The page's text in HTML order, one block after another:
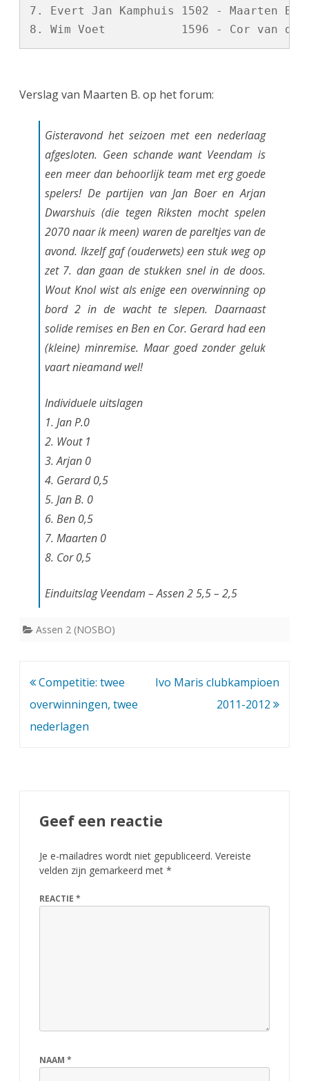
t
s
o
e
n
e
t
n
e
d
e
7. Evert Jan Kamphuis 1502 - Maarten
Verslag van Maarten B. op het forum:
Gisteravond het seizoen met een nederlaag
afgesloten. Geen schande want Veendam is
een meer dan behoorlijk team met erg goede
spelers! De partijen van Jan Boer en Arjan
Dwarshuis (die tegen Riksten mocht spelen
2070 naar ik meen) waren de pareltjes van de
avond. Ikzelf gaf (ouderwets) een stuk weg op
zet 7. dan gaan de stukken snel in de doos.
Wout Knol wist als enige een overwinning op
bord 2 in de wacht te slepen. Daarnaast
solide remises en Ben en Cor. Gerard had een
(kleine) minremise. Maar goed zonder geluk
vaart nieamand wel!
Individuele uitslagen
1. Jan P.0
2. Wout 1
3. Arjan 0
4. Gerard 0,5
5. Jan B. 0
6. Ben 0,5
7. Maarten 0
8. Cor 0,5
Einduitslag Veendam – Assen 2 5,5 – 2,5
Assen 2 (NOSBO)
Bericht
navigatie
Competitie: twee
overwinningen, twee
nederlagen
Ivo Maris clubkampioen
2011-2012
Geef een reactie
Je e-mailadres wordt niet gepubliceerd. Vereiste
velden zijn gemarkeerd met *
REACTIE *
NAAM *